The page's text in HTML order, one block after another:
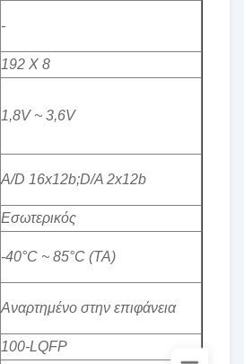
-
192 Χ 8
1,8V ~ 3,6V
A/D 16x12b;D/A 2x12b
Εσωτερικός
-40°C ~ 85°C (TA)
Αναρτημένο στην επιφάνεια
100-LQFP